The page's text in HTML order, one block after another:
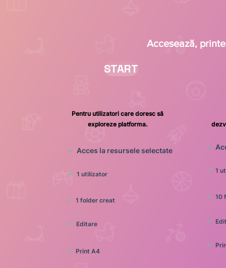
Accesează,
START
Pentru utilizatori care doresc să
exploreze platforma.
✓ Acces la resursele selectate
✓ 1 utilizator
✓ 1 folder creat
✓ Editare
✓ Print A4
✓
✓ 1
✓ 10
✓
✓